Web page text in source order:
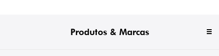
Produtos & Marcas